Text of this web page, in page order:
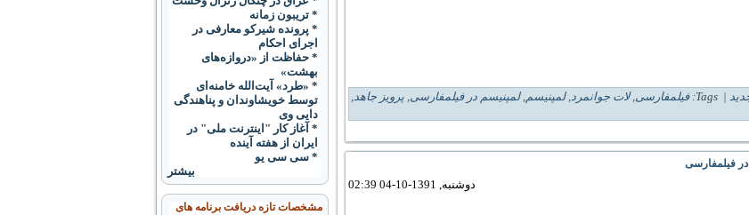
| Tags: فیلمفارسی,لات جوانمرد,لمپنیسم,لمپنیسم در فیلمفارسی, پرویز جاهد,
در فیلمفارسی
دوشنبه, 1391-10-04 02:39
* تریبون زمانه
* پرونده شیرکو معارفی در
اجرای احکام
* حفاظت از «دروازه‌های
بهشت»
* «طرد» آيت‌الله خامنه‌ای
توسط خويشاوندان و پناهندگی
دايی وی
* آغاز کار "اينترنت ملی" در
ايران از هفته آينده
* سی سی یو
بیشتر
مشخصات تازه دریافت برنامه های